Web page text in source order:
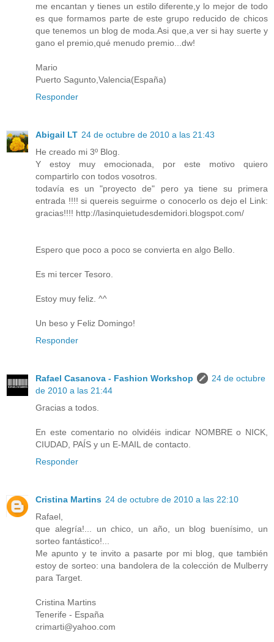
me encantan y tienes un estilo diferente,y lo mejor de todo
es que formamos parte de este grupo reducido de chicos
que tenemos un blog de moda.Asi que,a ver si hay suerte y
gano el premio,qué menudo premio...dw!
Mario
Puerto Sagunto,Valencia(España)
Responder
Abigail LT 24 de octubre de 2010 a las 21:43
He creado mi 3º Blog.
Y estoy muy emocionada, por este motivo quiero
compartirlo con todos vosotros.
todavía es un "proyecto de" pero ya tiene su primera
entrada !!!! si quereis seguirme o conocerlo os dejo el Link:
gracias!!!! http://lasinquietudesdemidori.blogspot.com/
Espero que poco a poco se convierta en algo Bello.
Es mi tercer Tesoro.
Estoy muy feliz. ^^
Un beso y Feliz Domingo!
Responder
Rafael Casanova - Fashion Workshop
24 de octubre
de 2010 a las 21:44
Gracias a todos.
En este comentario no olvidéis indicar NOMBRE o NICK,
CIUDAD, PAÍS y un E-MAIL de contacto.
Responder
Cristina Martins 24 de octubre de 2010 a las 22:10
Rafael,
que alegría!... un chico, un año, un blog buenísimo, un
sorteo fantástico!...
Me apunto y te invito a pasarte por mi blog, que también
estoy de sorteo: una bandolera de la colección de Mulberry
para Target.
Cristina Martins
Tenerife - España
crimarti@yahoo.com